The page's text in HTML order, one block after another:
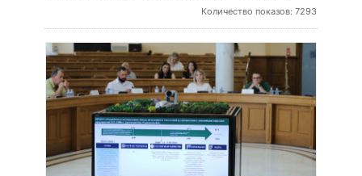
Количество показов: 7293